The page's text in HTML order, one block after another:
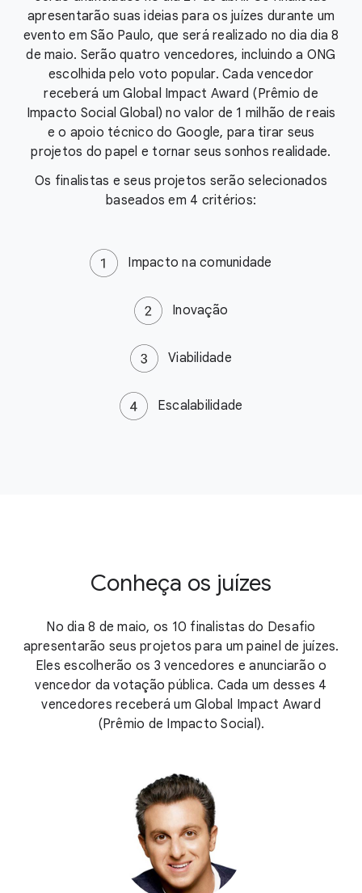
apresentarão suas ideias para os juízes durante um
evento em São Paulo, que será realizado no dia dia 8
de maio. Serão quatro vencedores, incluindo a ONG
escolhida pelo voto popular. Cada vencedor
receberá um Global Impact Award (Prêmio de
Impacto Social Global) no valor de 1 milhão de reais
e o apoio técnico do Google, para tirar seus
projetos do papel e tornar seus sonhos realidade.
Os finalistas e seus projetos serão selecionados
baseados em 4 critérios:
Impacto na comunidade
Inovação
Viabilidade
Escalabilidade
Conheça os juízes
No dia 8 de maio, os 10 finalistas do Desafio
apresentarão seus projetos para um painel de juízes.
Eles escolherão os 3 vencedores e anunciarão o
vencedor da votação pública. Cada um desses 4
vencedores receberá um Global Impact Award
(Prêmio de Impacto Social).